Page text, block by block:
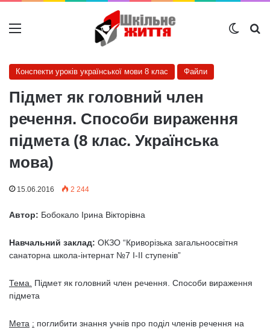
Меню
Конспекти уроків української мови 8 клас Файли
Підмет як головний член
речення. Способи вираження
підмета (8 клас. Українська
мова)
15.06.2016 2 244
Автор: Бобокало Ірина Вікторівна
Навчальний заклад: ОКЗО “Криворізька загальноосвітня
санаторна школа-інтернат №7 І-ІІ ступенів”
Тема.
Підмет як головний член речення. Способи вираження
підмета
Мета : поглибити знання учнів про поділ членів речення на